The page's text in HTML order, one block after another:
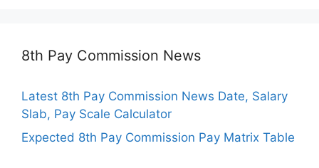
8th Pay Commission News
Latest 8th Pay Commission News Date, Salary
Slab, Pay Scale Calculator
Expected 8th Pay Commission Pay Matrix Table